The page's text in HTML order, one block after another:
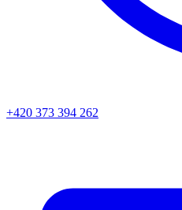
+420 373 394 262